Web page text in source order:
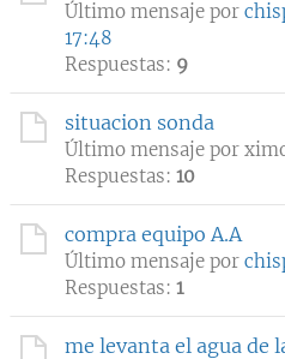
Último mensaje por
17:48
Respuestas: 9
situacion sonda
Último mensaje por
Respuestas: 10
compra equipo A.A
Último mensaje por
Respuestas: 1
me levanta el agua de